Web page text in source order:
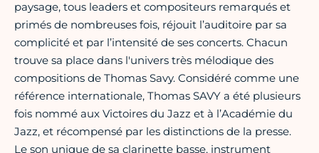
paysage, tous leaders et compositeurs remarqués et
primés de nombreuses fois, réjouit l’auditoire par sa
complicité et par l’intensité de ses concerts. Chacun
trouve sa place dans l'univers très mélodique des
compositions de Thomas Savy. Considéré comme une
référence internationale, Thomas SAVY a été plusieurs
fois nommé aux Victoires du Jazz et à l’Académie du
Jazz, et récompensé par les distinctions de la presse.
Le son unique de sa clarinette basse, instrument